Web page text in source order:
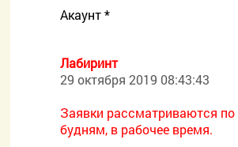
Акаунт *
Лабиринт
29 октября 2019 08:43:43
Заявки рассматриваются по
будням, в рабочее время.